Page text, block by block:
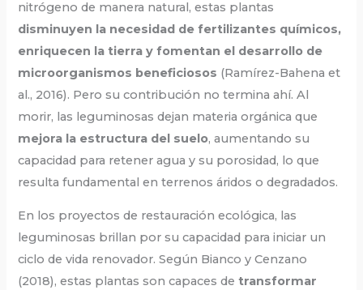
nitrógeno de manera natural, estas plantas
disminuyen la necesidad de fertilizantes químicos,
enriquecen la tierra y fomentan el desarrollo de
microorganismos beneficiosos (Ramírez-Bahena et
al., 2016). Pero su contribución no termina ahí. Al
morir, las leguminosas dejan materia orgánica que
mejora la estructura del suelo, aumentando su
capacidad para retener agua y su porosidad, lo que
resulta fundamental en terrenos áridos o degradados.
En los proyectos de restauración ecológica, las
leguminosas brillan por su capacidad para iniciar un
ciclo de vida renovador. Según Bianco y Cenzano
(2018), estas plantas son capaces detransformar